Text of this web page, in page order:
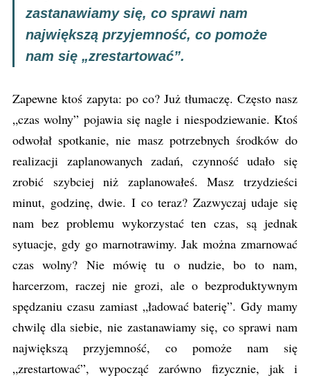
zastanawiamy się, co sprawi nam
największą przyjemność, co pomoże
nam się „zrestartować”.
Zapewne ktoś zapyta: po co? Już tłumaczę. Często nasz
„czas wolny” pojawia się nagle i niespodziewanie. Ktoś
odwołał spotkanie, nie masz potrzebnych środków do
realizacji zaplanowanych zadań, czynność udało się
zrobić szybciej niż zaplanowałeś. Masz trzydzieści
minut, godzinę, dwie. I co teraz? Zazwyczaj udaje się
nam bez problemu wykorzystać ten czas, są jednak
sytuacje, gdy go marnotrawimy. Jak można zmarnować
czas wolny? Nie mówię tu o nudzie, bo to nam,
harcerzom, raczej nie grozi, ale o bezproduktywnym
spędzaniu czasu zamiast „ładować baterię”. Gdy mamy
chwilę dla siebie, nie zastanawiamy się, co sprawi nam
największą przyjemność, co pomoże nam się
„zrestartować”, wypocząć zarówno fizycznie, jak i